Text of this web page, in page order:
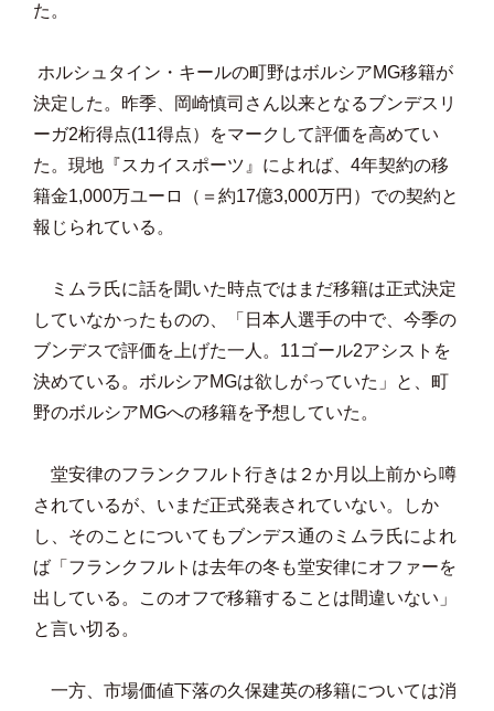
た。
ホルシュタイン・キールの町野はボルシアMG移籍が
決定した。昨季、岡崎慎司さん以来となるブンデスリ
ーガ2桁得点(11得点）をマークして評価を高めてい
た。現地『スカイスポーツ』によれば、4年契約の移
籍金1,000万ユーロ（＝約17億3,000万円）での契約と
報じられている。
ミムラ氏に話を聞いた時点ではまだ移籍は正式決定
していなかったものの、「日本人選手の中で、今季の
ブンデスで評価を上げた一人。11ゴール2アシストを
決めている。ボルシアMGは欲しがっていた」と、町
野のボルシアMGへの移籍を予想していた。
堂安律のフランクフルト行きは２か月以上前から噂
されているが、いまだ正式発表されていない。しか
し、そのことについてもブンデス通のミムラ氏によれ
ば「フランクフルトは去年の冬も堂安律にオファーを
出している。このオフで移籍することは間違いない」
と言い切る。
一方、市場価値下落の久保建英の移籍については消